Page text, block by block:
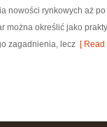
nowości rynkowych aż
można określić jako
zagadnienia, lecz [ Read